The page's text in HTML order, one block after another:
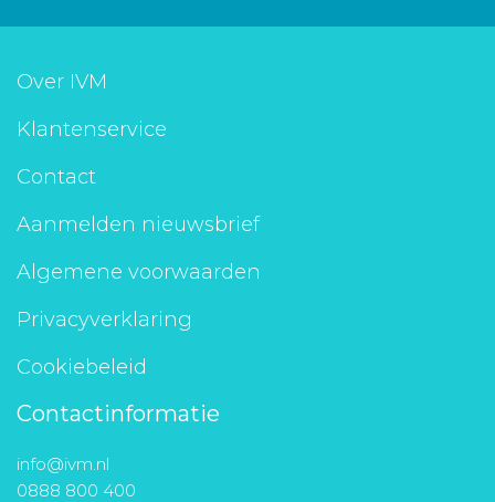
Over IVM
Klantenservice
Contact
Aanmelden nieuwsbrief
Algemene voorwaarden
Privacyverklaring
Cookiebeleid
Contactinformatie
info@ivm.nl
0888 800 400